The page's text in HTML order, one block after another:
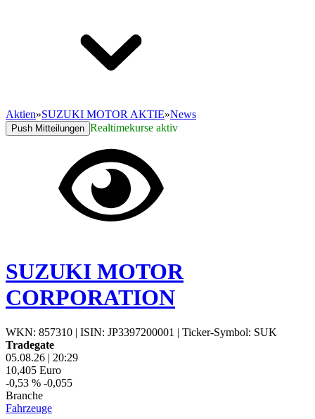
Aktien»SUZUKI MOTOR AKTIE»News
Push Mitteilungen Realtimekurse aktiv
SUZUKI MOTOR
CORPORATION
WKN: 857310 | ISIN: JP3397200001 | Ticker-Symbol: SUK
Tradegate
05.08.26 | 20:29
10,405 Euro
-0,53 % -0,055
Branche
Fahrzeuge